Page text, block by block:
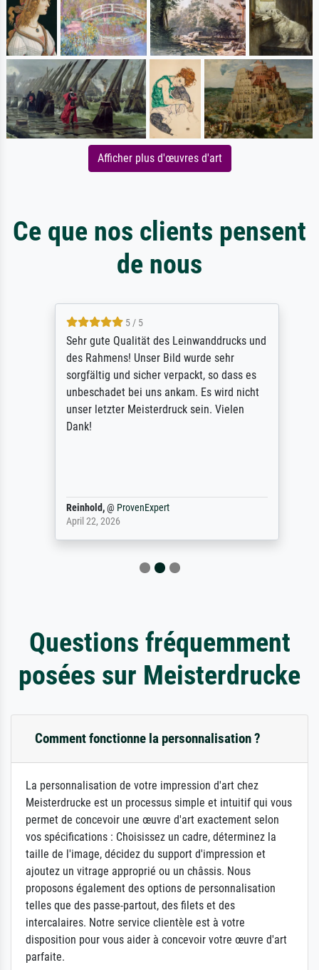
Afficher plus d'œuvres d'art
Ce que nos clients pensent
de nous
5 / 5
Sehr gute Qualität des Leinwanddrucks und
des Rahmens! Unser Bild wurde sehr
sorgfältig und sicher verpackt, so dass es
unbeschadet bei uns ankam. Es wird nicht
unser letzter Meisterdruck sein. Vielen
Dank!
Reinhold,@ProvenExpert
April 22, 2026
Questions fréquemment
posées sur Meisterdrucke
Comment fonctionne la personnalisation ?
La personnalisation de votre impression d'art chez
Meisterdrucke est un processus simple et intuitif qui vous
permet de concevoir une œuvre d'art exactement selon
vos spécifications : Choisissez un cadre, déterminez la
taille de l'image, décidez du support d'impression et
ajoutez un vitrage approprié ou un châssis. Nous
proposons également des options de personnalisation
telles que des passe-partout, des filets et des
intercalaires. Notre service clientèle est à votre
disposition pour vous aider à concevoir votre œuvre d'art
parfaite.